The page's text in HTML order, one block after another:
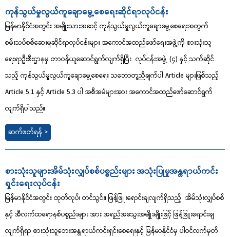
ကုန်သွယ်မှုလွယ်ကူချောမွေ့စေရေးဆိုင်ရာလုပ်ငန်း
မြန်မာနိုင်ငံအတွင်း အမျိုးသားအဆင့် ကုန်သွယ်မှုလွယ်ကူချောမွေ့စေရေးအတွက်
စမ်းသပ်စစ်ဆေးမှုဆိုင်ရာလုပ်ငန်းများ အကောင်အထည်ဖော်ရေးအဖွဲ့ကို စားသုံးသူ
ရေးရာဦးစီးဌာနမှ တာဝန်ယူဆောင်ရွက်လျက်ရှိပြီး လုပ်ငန်းအဖွဲ့ (၄) နှင့် သက်ဆိုင်
သည့် ကုန်သွယ်မှုလွယ်ကူချောမွေ့စေရေး သဘောတူညီချက်ပါ Article များဖြစ်သည့်
Article 5.1 နှင့် Article 5.3 ပါ အစီအမံများအား အကောင်အထည်ဖော်ဆောင်ရွက်
လျက်ရှိပါသည်။
ဆက်ဖတ်ရန် >
စားသုံးသူများအိမ်သုံးလျှပ်စစ်ပစ္စည်းများ အသုံးပြုမှုအန္တရာယ်ကင်း
ရှင်းရေးလုပ်ငန်း
မြန်မာနိုင်ငံအတွင်း ထုတ်လုပ်၊ တင်သွင်း၊ ဖြန့်ဖြူးရောင်းချလျက်ရှိသည့် အိမ်သုံးလျှပ်စစ်
နှင့် အီလက်ထရောနစ်ပစ္စည်းများ အား အရည်အသွေးအမျိုးမျိုးဖြင့် ဖြန့်ဖြူးရောင်းချ
လျက်ရှိရာ စားသုံးသူဘေးအန္တရာယ်ကင်းရှင်းစေရေးနှင့် မြန်မာနိုင်ငံမှ ပါဝင်လက်မှတ်